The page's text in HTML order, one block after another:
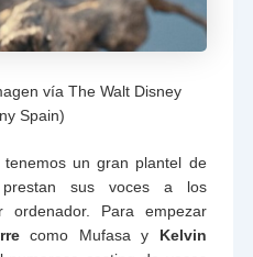
vía The Walt Disney
Spain)
un gran plantel de
sus voces a los
ordenador. Para empezar
como Mufasa y Kelvin